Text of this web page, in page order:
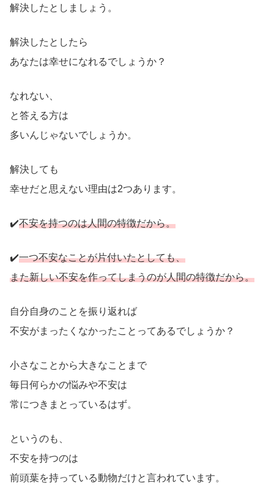
解決したとしましょう。
解決したとしたら
あなたは幸せになれるでしょうか？
なれない、
と答える方は
多いんじゃないでしょうか。
解決しても
幸せだと思えない理由は2つあります。
✔️不安を持つのは人間の特徴だから。
✔️一つ不安なことが片付いたとしても、
また新しい不安を作ってしまうのが人間の特徴だから。
自分自身のことを振り返れば
不安がまったくなかったことってあるでしょうか？
小さなことから大きなことまで
毎日何らかの悩みや不安は
常につきまとっているはず。
というのも、
不安を持つのは
前頭葉を持っている動物だけと言われています。